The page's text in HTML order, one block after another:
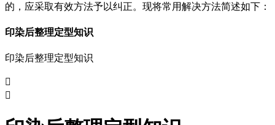
的，应采取有效方法予以纠正。现将常用解决方法简述如下：
印染后整理定型知识
印染后整理定型知识

